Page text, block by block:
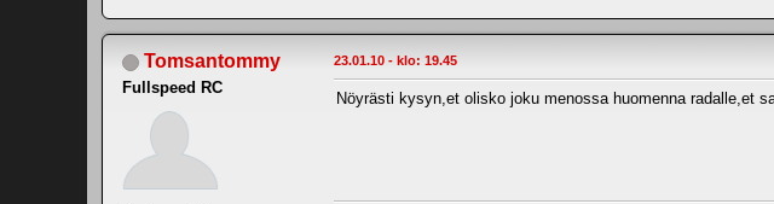
Tomsantommy
Fullspeed RC
23.01.10 - klo: 19.45
Nöyrästi kysyn,et olisko joku menossa huomenna radalle,et